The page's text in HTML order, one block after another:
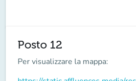
Posto 12
Per visualizzare la mappa: